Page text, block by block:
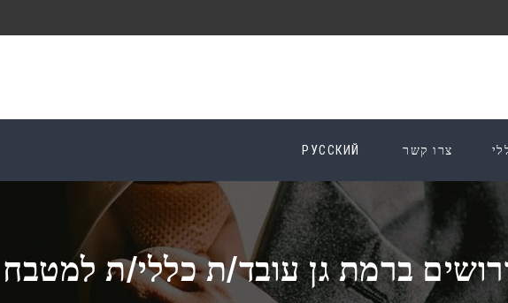
צרו קשר РУССКИЙ
ברמת גן עובד/ת כללי/ת